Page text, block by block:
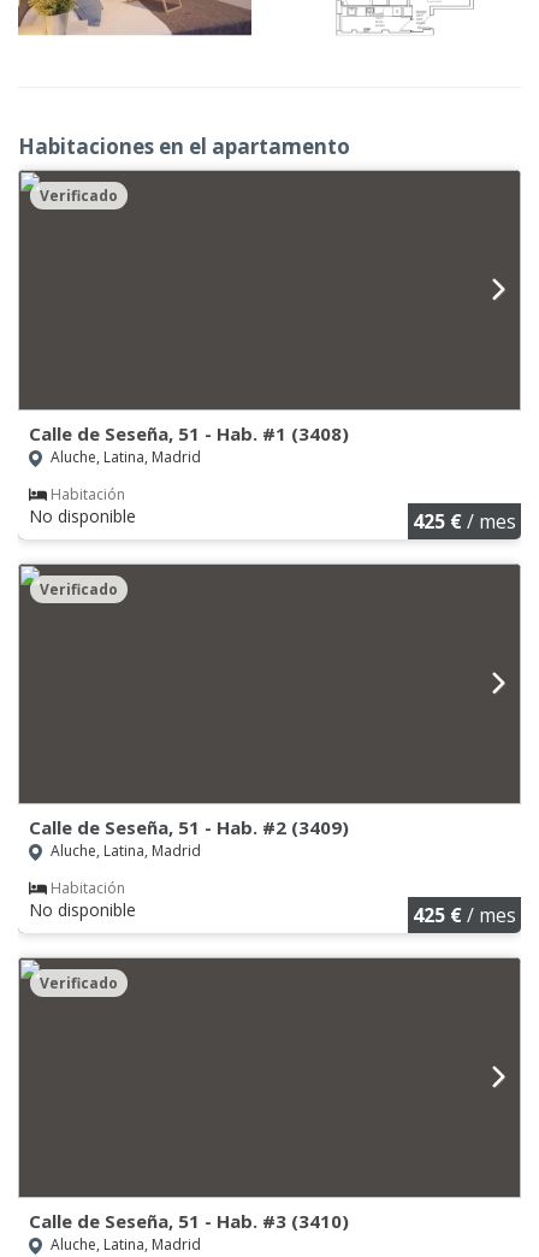
Habitaciones en el apartamento
Verificado
Calle de Seseña, 51 - Hab. #1 (3408)
Aluche, Latina, Madrid
Habitación
No disponible 425 €/ mes
Verificado
Calle de Seseña, 51 - Hab. #2 (3409)
Aluche, Latina, Madrid
Habitación
No disponible 425 €/ mes
Verificado
Calle de Seseña, 51 - Hab. #3 (3410)
Aluche, Latina, Madrid